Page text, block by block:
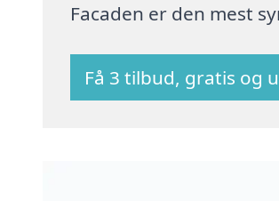
Facaden er den mest
Få 3 tilbud, gratis og